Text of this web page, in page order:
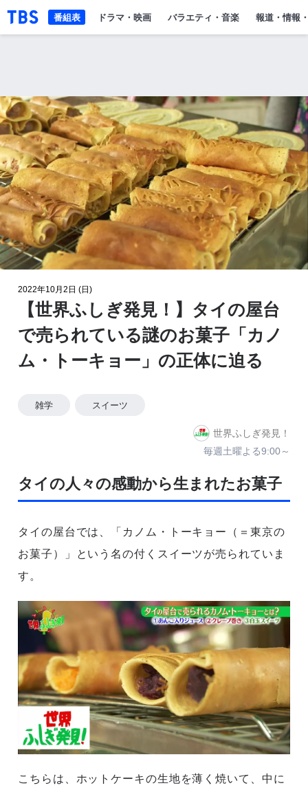
「TBSテレビ」トップページ
ドラマ・映画 バラエティ・音楽 報道・情報
番組表
2022年10月2日 (日)
【世界ふしぎ発見！】タイの屋台
で売られている謎のお菓子「カノ
ム・トーキョー」の正体に迫る
雑学 スイーツ
世界ふしぎ発見！
毎週土曜よる9:00～
タイの人々の感動から生まれたお菓子
タイの屋台では、「カノム・トーキョー（＝東京の
お菓子）」という名の付くスイーツが売られていま
す。
こちらは、ホットケーキの生地を薄く焼いて、中に